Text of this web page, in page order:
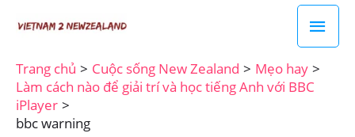
dung
Trang chủ Cuộc sống New Zealand
Mẹo hay
Làm cách nào để giải trí và học tiếng Anh với BBC
iPlayer
bbc warning